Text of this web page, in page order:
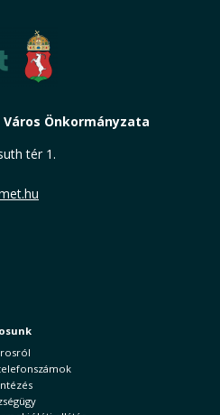
Önkormányzata
tér 1.